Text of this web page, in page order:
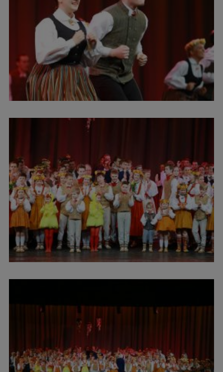
Starptautiskā sadarbība
Mobilitātes programmas
Starptautiskie projekti
Starptautiskie sadarbības partneri
EURAXESS RSU kontaktpunkts